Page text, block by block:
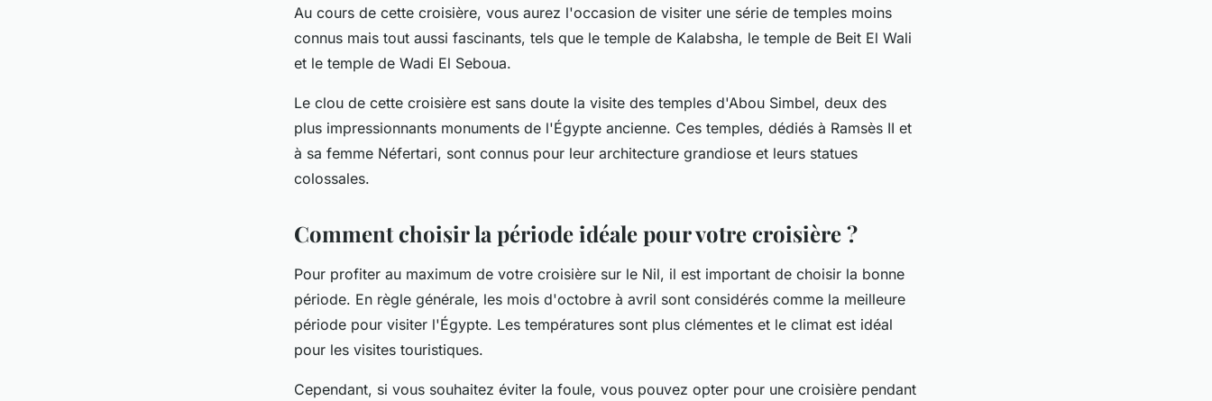
Au cours de cette croisière, vous aurez l'occasion de visiter une série de temples moins
connus mais tout aussi fascinants, tels que le temple de Kalabsha, le temple de Beit El Wali
et le temple de Wadi El Seboua.
Le clou de cette croisière est sans doute la visite des temples d'Abou Simbel, deux des
plus impressionnants monuments de l'Égypte ancienne. Ces temples, dédiés à Ramsès II et
à sa femme Néfertari, sont connus pour leur architecture grandiose et leurs statues
colossales.
Comment choisir la période idéale pour votre croisière ?
Pour profiter au maximum de votre croisière sur le Nil, il est important de choisir la bonne
période. En règle générale, les mois d'octobre à avril sont considérés comme la meilleure
période pour visiter l'Égypte. Les températures sont plus clémentes et le climat est idéal
pour les visites touristiques.
Cependant, si vous souhaitez éviter la foule, vous pouvez opter pour une croisière pendant